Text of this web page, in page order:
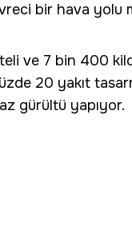
bir hava yolu
ve 7 bin 400
20 yakıt
gürültü yapıyor.